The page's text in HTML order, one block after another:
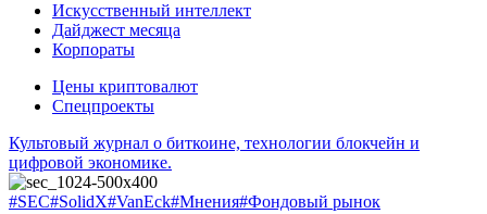
Искусственный интеллект
Дайджест месяца
Корпораты
Цены криптовалют
Спецпроекты
Культовый журнал о биткоине, технологии блокчейн и
цифровой экономике.
#SEC#SolidX#VanEck#Мнения#Фондовый рынок